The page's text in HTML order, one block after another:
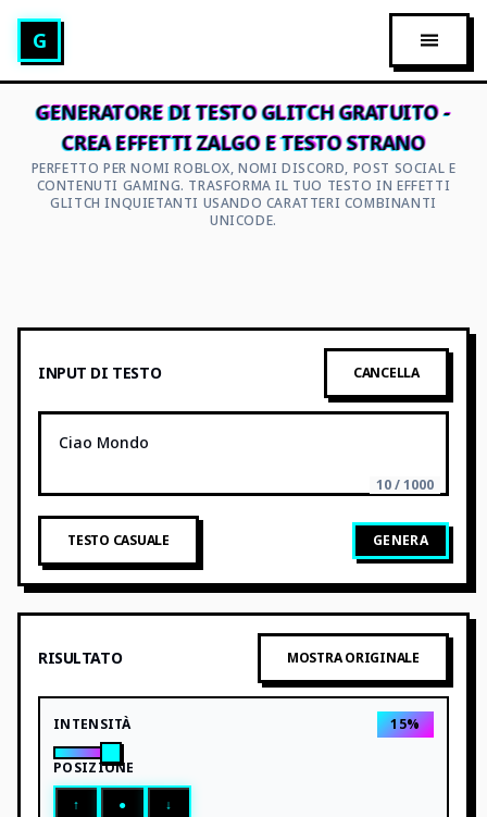
Generatore di Testo Glitch
G APRI
GENERATORE DI TESTO GLITCH GRATUITO -
CREA EFFETTI ZALGO E TESTO STRANO
PERFETTO PER NOMI ROBLOX, NOMI DISCORD, POST SOCIAL E
CONTENUTI GAMING. TRASFORMA IL TUO TESTO IN EFFETTI
GLITCH INQUIETANTI USANDO CARATTERI COMBINANTI
UNICODE.
INPUT DI TESTO CANCELLA
10 / 1000
TESTO CASUALE GENERA
RISULTATO MOSTRA ORIGINALE
INTENSITÀ 15%
POSIZIONE
↑
● ↓